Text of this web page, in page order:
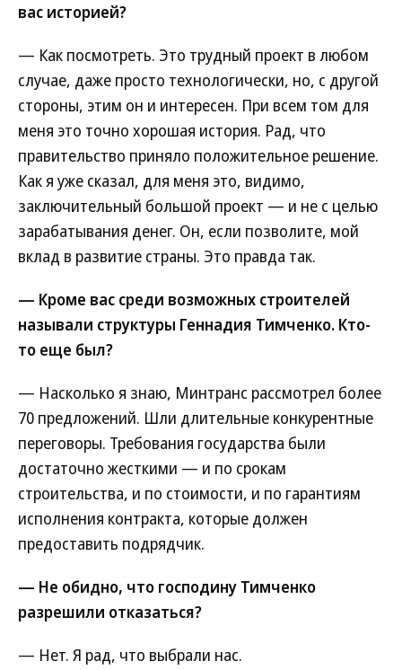
вас историей?
— Как посмотреть. Это трудный проект в любом
случае, даже просто технологически, но, с другой
стороны, этим он и интересен. При всем том для
меня это точно хорошая история. Рад, что
правительство приняло положительное решение.
Как я уже сказал, для меня это, видимо,
заключительный большой проект — и не с целью
зарабатывания денег. Он, если позволите, мой
вклад в развитие страны. Это правда так.
— Кроме вас среди возможных строителей
называли структуры Геннадия Тимченко. Кто-
то еще был?
— Насколько я знаю, Минтранс рассмотрел более
70 предложений. Шли длительные конкурентные
переговоры. Требования государства были
достаточно жесткими — и по срокам
строительства, и по стоимости, и по гарантиям
исполнения контракта, которые должен
предоставить подрядчик.
— Не обидно, что господину Тимченко
разрешили отказаться?
— Нет. Я рад, что выбрали нас.